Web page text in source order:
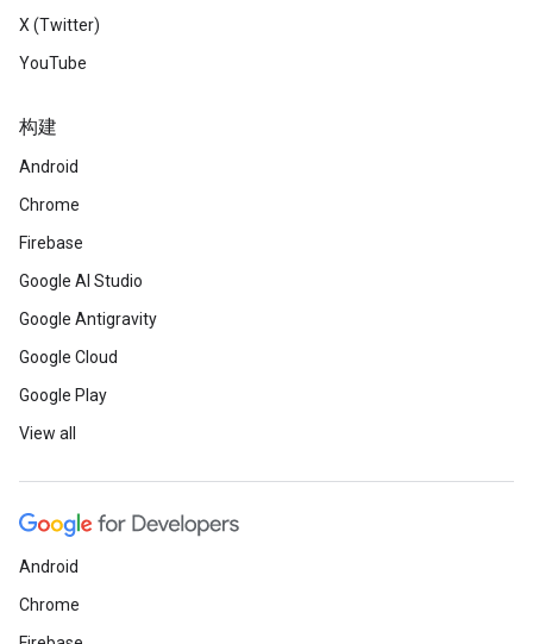
X (Twitter)
YouTube
构建
Android
Chrome
Firebase
Google AI Studio
Google Antigravity
Google Cloud
Google Play
View all
Android
Chrome